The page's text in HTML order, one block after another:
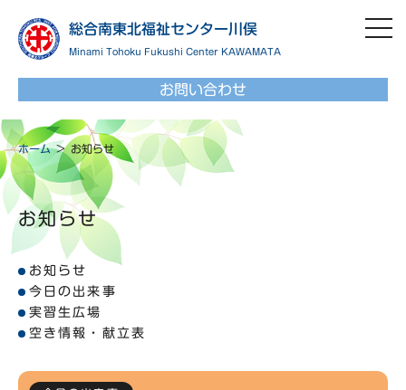
総合南東北福祉センター川俣
Minami Tohoku Fukushi Center KAWAMATA
お問い合わせ
ホーム お知らせ
お知らせ
お知らせ
今日の出来事
実習生広場
空き情報・献立表